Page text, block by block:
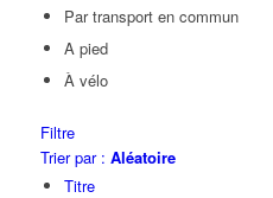
Par transport en commun
A pied
À vélo
Filtre
Trier par : Aléatoire
Titre